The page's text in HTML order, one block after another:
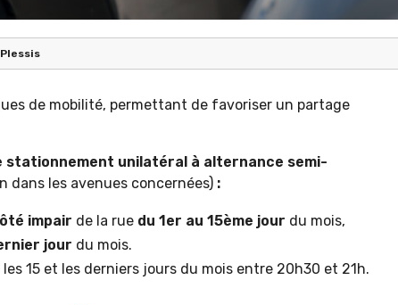
de mobilité, permettant de favoriser un partage
stationnement unilatéral à alternance semi-
dans les avenues concernées) :
impair de la rue du 1er au 15ème jour du mois,
jour du mois.
15 et les derniers jours du mois entre 20h30 et 21h.